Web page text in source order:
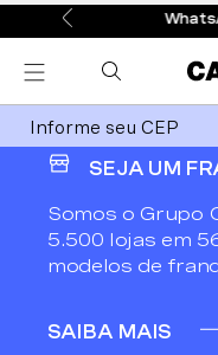
Informe seu CEP
SEJA UM
Somos o Grupo
5.500 lojas em
modelos de
SAIBA MAIS